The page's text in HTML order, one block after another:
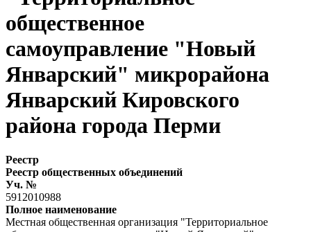
общественное
самоуправление "Новый
Январский" микрорайона
Январский Кировского
района города Перми
Реестр
Реестр общественных объединений
Уч. №
5912010988
Полное наименование
Местная общественная организация "Территориальное